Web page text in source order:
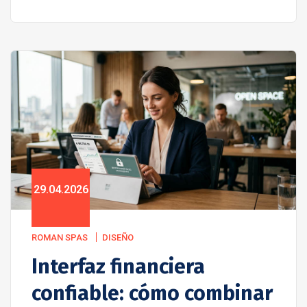
29.04.2026
ROMAN SPAS DISEÑO
Interfaz financiera
confiable: cómo combinar